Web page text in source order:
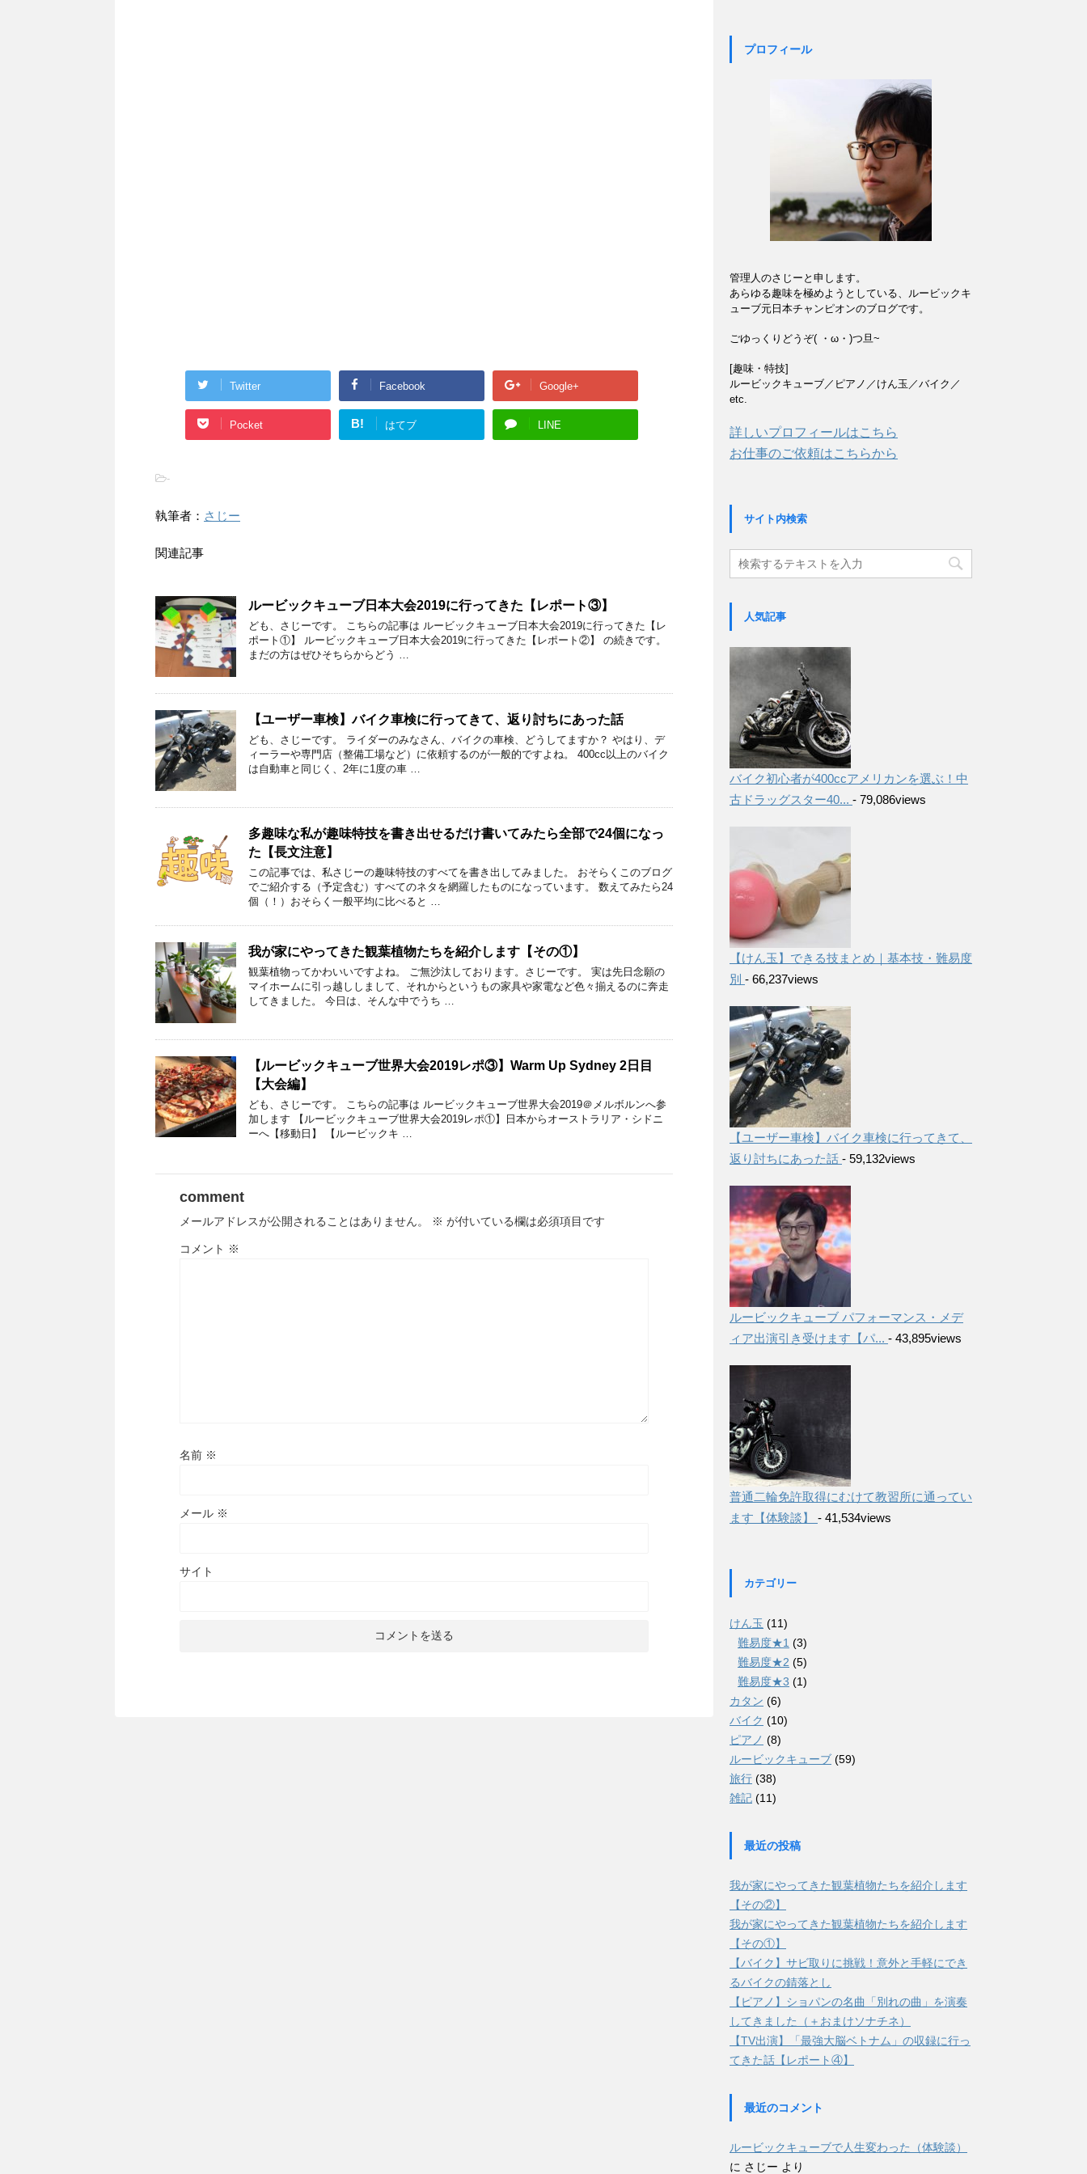
Twitter Facebook Google+
Pocket B! はてブ LINE
-
執筆者： さじー
関連記事
ルービックキューブ日本大会2019に行ってきた【レポート③】
ども、さじーです。 こちらの記事は ルービックキューブ日本大会2019に行ってきた【レ
ポート①】 ルービックキューブ日本大会2019に行ってきた【レポート②】 の続きです。
まだの方はぜひそちらからどう …
【ユーザー車検】バイク車検に行ってきて、返り討ちにあった話
ども、さじーです。 ライダーのみなさん、バイクの車検、どうしてますか？ やはり、デ
ィーラーや専門店（整備工場など）に依頼するのが一般的ですよね。 400cc以上のバイク
は自動車と同じく、2年に1度の車 …
多趣味な私が趣味特技を書き出せるだけ書いてみたら全部で24個になっ
た【長文注意】
この記事では、私さじーの趣味特技のすべてを書き出してみました。 おそらくこのブログ
でご紹介する（予定含む）すべてのネタを網羅したものになっています。 数えてみたら24
個（！）おそらく一般平均に比べると …
我が家にやってきた観葉植物たちを紹介します【その①】
観葉植物ってかわいいですよね。 ご無沙汰しております。さじーです。 実は先日念願の
マイホームに引っ越ししまして、それからというもの家具や家電など色々揃えるのに奔走
してきました。 今日は、そんな中でうち …
【ルービックキューブ世界大会2019レポ③】Warm Up Sydney 2日目
【大会編】
ども、さじーです。 こちらの記事は ルービックキューブ世界大会2019＠メルボルンへ参
加します 【ルービックキューブ世界大会2019レポ①】日本からオーストラリア・シドニ
ーへ【移動日】 【ルービックキ …
comment
メールアドレスが公開されることはありません。 ※ が付いている欄は必須項目です
コメント ※
名前 ※
メール ※
サイト
プロフィール
管理人のさじーと申します。
あらゆる趣味を極めようとしている、ルービックキ
ューブ元日本チャンピオンのブログです。
ごゆっくりどうぞ( ・ω・)つ旦~
[趣味・特技]
ルービックキューブ／ピアノ／けん玉／バイク／
etc.
詳しいプロフィールはこちら
お仕事のご依頼はこちらから
サイト内検索
人気記事
バイク初心者が400ccアメリカンを選ぶ！中
古ドラッグスター40... - 79,086views
【けん玉】できる技まとめ｜基本技・難易度
別 - 66,237views
【ユーザー車検】バイク車検に行ってきて、
返り討ちにあった話 - 59,132views
ルービックキューブ パフォーマンス・メデ
ィア出演引き受けます【パ... - 43,895views
普通二輪免許取得にむけて教習所に通ってい
ます【体験談】 - 41,534views
カテゴリー
けん玉 (11)
難易度★1 (3)
難易度★2 (5)
難易度★3 (1)
カタン (6)
バイク (10)
ピアノ (8)
ルービックキューブ (59)
旅行 (38)
雑記 (11)
最近の投稿
我が家にやってきた観葉植物たちを紹介します
【その②】
我が家にやってきた観葉植物たちを紹介します
【その①】
【バイク】サビ取りに挑戦！意外と手軽にでき
るバイクの錆落とし
【ピアノ】ショパンの名曲「別れの曲」を演奏
してきました（＋おまけソナチネ）
【TV出演】「最強大脳ベトナム」の収録に行っ
てきた話【レポート④】
最近のコメント
ルービックキューブで人生変わった（体験談）
に さじー より